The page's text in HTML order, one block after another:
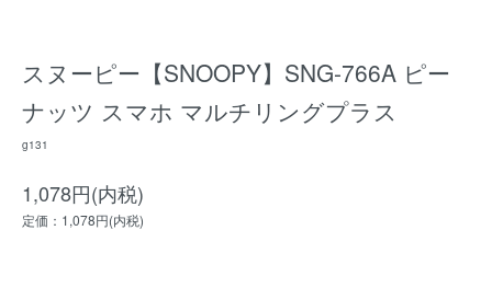
スヌーピー【SNOOPY】SNG-766A ピー
ナッツ スマホ マルチリングプラス
g131
1,078円(内税)
定価：1,078円(内税)